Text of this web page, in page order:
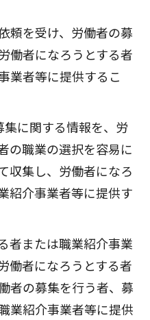
頼を受け、労働者の募
働者になろうとする者
業者等に提供するこ
に関する情報を、労
の職業の選択を容易に
収集し、労働者になろ
紹介事業者等に提供す
者または職業紹介事業
働者になろうとする者
者の募集を行う者、募
業紹介事業者等に提供